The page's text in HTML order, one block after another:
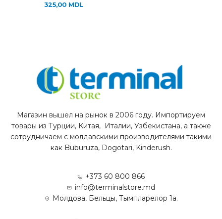
325,00 MDL
Магазин вышел на рынок в 2006 году. Импортируем
товары из Турции, Китая, Италии, Узбекистана, а также
сотрудничаем с молдавскими производителями такими
как Buburuza, Dogotari, Kinderush.
+373 60 800 866
info@terminalstore.md
Молдова, Бельцы, Тымпларелор 1а.